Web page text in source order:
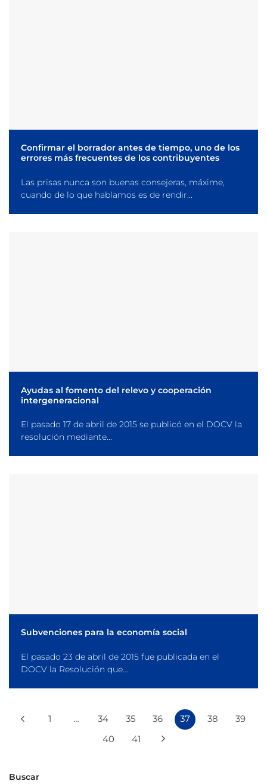
Confirmar el borrador antes de tiempo, uno de los
errores más frecuentes de los contribuyentes
Las prisas nunca son buenas consejeras, máxime,
cuando de lo que hablamos es de rendir...
Ayudas al fomento del relevo y cooperación
intergeneracional
El pasado 17 de abril de 2015 se publicó en el DOCV la
resolución mediante...
Subvenciones para la economía social
El pasado 23 de abril de 2015 fue publicada en el
DOCV la Resolución que...
1 … 34 35 36 37 38
39
40
41
Buscar